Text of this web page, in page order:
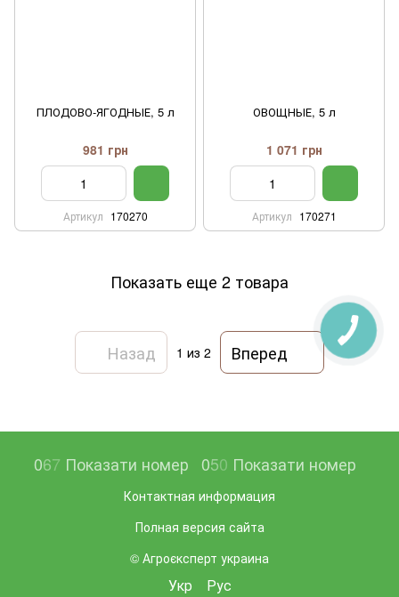
ПЛОДОВО-ЯГОДНЫЕ, 5 л
981 грн
Артикул 170270
ОВОЩНЫЕ, 5 л
1 071 грн
Артикул 170271
Показать еще 2 товара
Назад 1 из 2 Вперед
067 Показати номер 050 Показати номер
Контактная информация
Полная версия сайта
© Агроєксперт украина
Укр Рус